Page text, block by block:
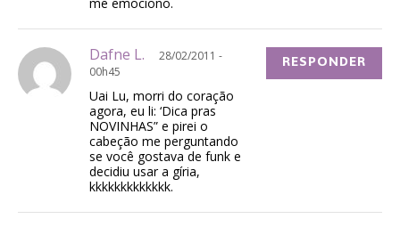
Dafne L.
28/02/2011 -
00h45
Uai Lu, morri do coração
agora, eu li: ‘Dica pras
NOVINHAS” e pirei o
cabeção me perguntando
se você gostava de funk e
decidiu usar a gíria,
kkkkkkkkkkkkk.
RESPONDER